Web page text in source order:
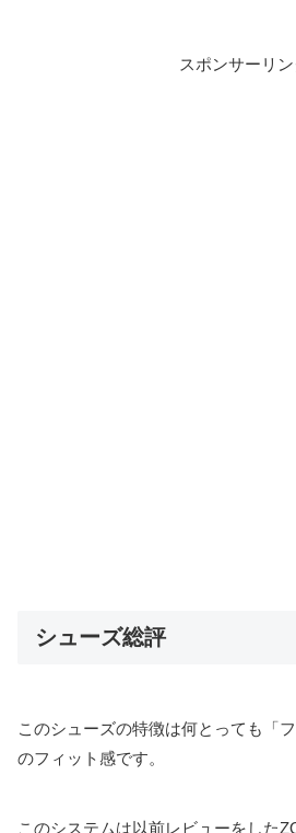
スポンサーリン
シューズ総評
このシューズの特徴は何とっても「
のフィット感です。
このシステムは以前レビューをした